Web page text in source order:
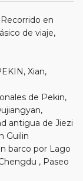
en
de viaje,
Xian,
de Pekin,
antigua de Jiezi
Guilin
barco por Lago
, Paseo